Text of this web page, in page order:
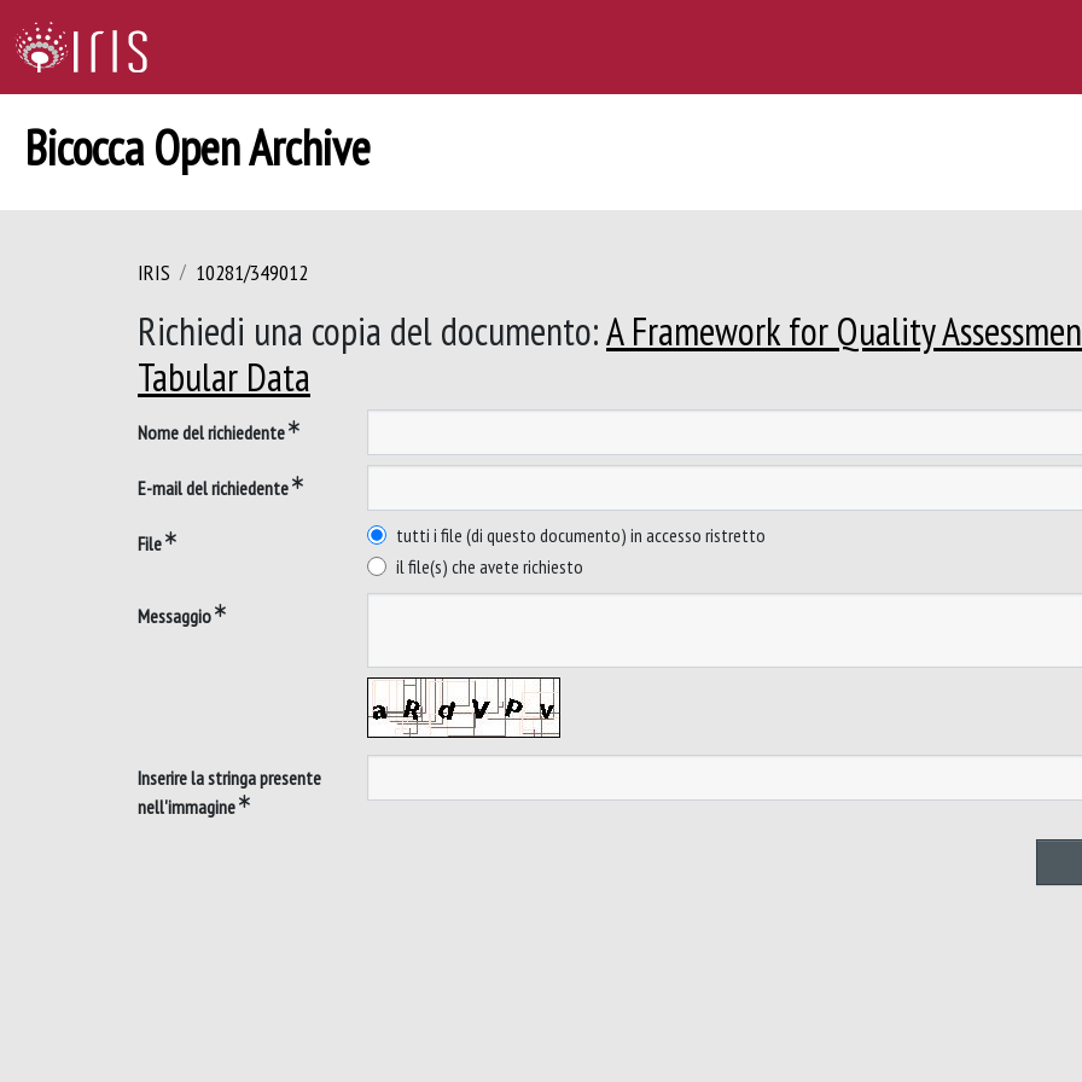
Bicocca Open Archive
IRIS 10281/349012
Richiedi una copia del documento:A Framework for Quality
Tabular Data
Nome del richiedente
E-mail del richiedente
File
tutti i file (di questo documento) in accesso ristretto
il file(s) che avete richiesto
Messaggio
Inserire la stringa presente
nell'immagine